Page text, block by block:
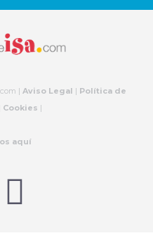
| Aviso Legal | Política de
Cookies |
aquí